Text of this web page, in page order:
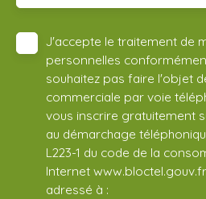
J'accepte le traitement de
personnelles
souhaitez pas faire l'objet
commerciale par voie
vous inscrire gratuitement
au démarchage
L223-1 du code de la
Internet
adressé à :